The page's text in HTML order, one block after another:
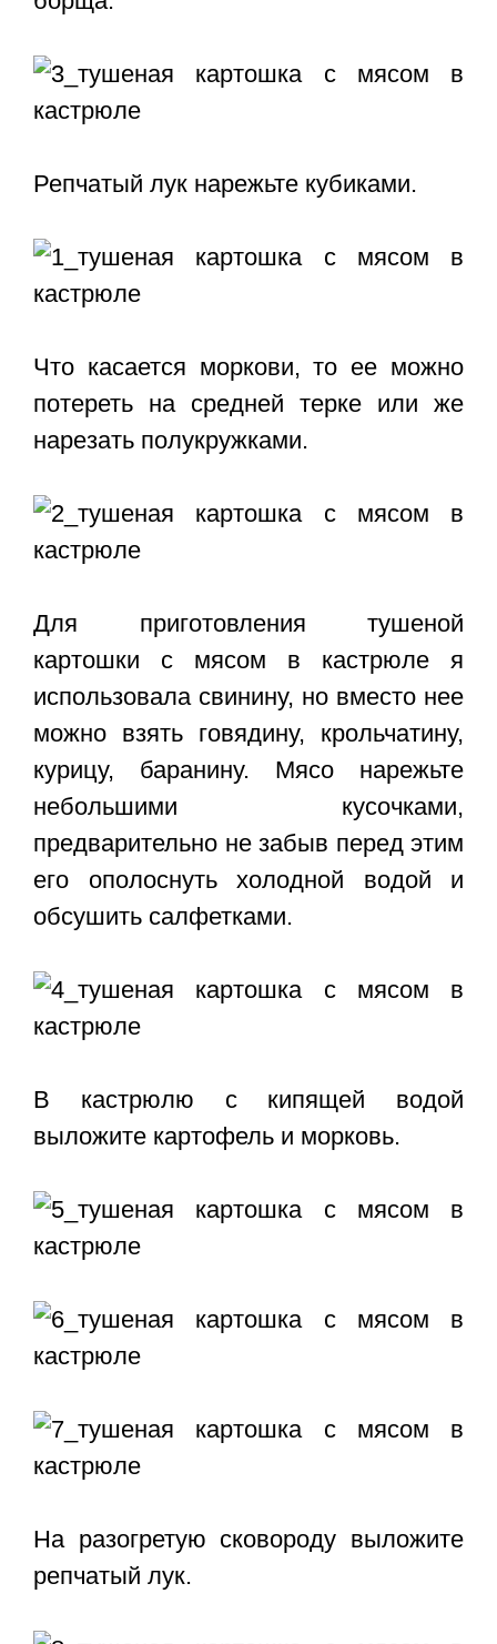
Репчатый лук нарежьте кубиками.
Что касается моркови, то ее можно
потереть на средней терке или же
нарезать полукружками.
Для приготовления тушеной
картошки с мясом в кастрюле я
использовала свинину, но вместо нее
можно взять говядину, крольчатину,
курицу, баранину. Мясо нарежьте
небольшими кусочками,
предварительно не забыв перед этим
его ополоснуть холодной водой и
обсушить салфетками.
В кастрюлю с кипящей водой
выложите картофель и морковь.
На разогретую сковороду выложите
репчатый лук.